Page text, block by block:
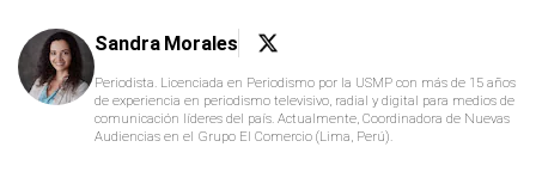
Sandra Morales
Periodista. Licenciada en Periodismo por la USMP con más de 15 años
de experiencia en periodismo televisivo, radial y digital para medios de
comunicación líderes del país. Actualmente, Coordinadora de Nuevas
Audiencias en el Grupo El Comercio (Lima, Perú).